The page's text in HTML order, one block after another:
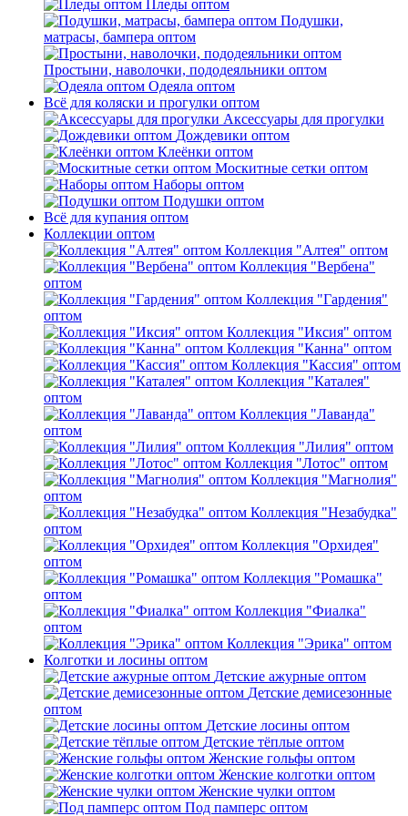
Пледы оптом
Подушки,
матрасы, бампера оптом
Простыни, наволочки, пододеяльники оптом
Одеяла оптом
Всё для коляски и прогулки оптом
Аксессуары для прогулки
Дождевики оптом
Клеёнки оптом
Москитные сетки оптом
Наборы оптом
Подушки оптом
Всё для купания оптом
Коллекции оптом
Коллекция "Алтея" оптом
Коллекция "Вербена"
оптом
Коллекция "Гардения"
оптом
Коллекция "Иксия" оптом
Коллекция "Канна" оптом
Коллекция "Кассия" оптом
Коллекция "Каталея"
оптом
Коллекция "Лаванда"
оптом
Коллекция "Лилия" оптом
Коллекция "Лотос" оптом
Коллекция "Магнолия"
оптом
Коллекция "Незабудка"
оптом
Коллекция "Орхидея"
оптом
Коллекция "Ромашка"
оптом
Коллекция "Фиалка"
оптом
Коллекция "Эрика" оптом
Колготки и лосины оптом
Детские ажурные оптом
Детские демисезонные
оптом
Детские лосины оптом
Детские тёплые оптом
Женские гольфы оптом
Женские колготки оптом
Женские чулки оптом
Под памперс оптом